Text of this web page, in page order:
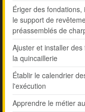
Ériger des
le support de
préassemblés de
Ajuster et installer
la quincaillerie
Établir le calendrier
l'exécution
Apprendre le métier